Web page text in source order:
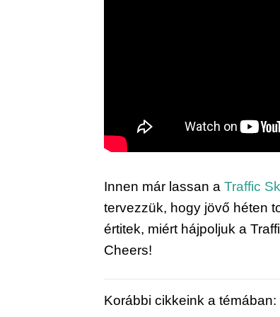
Innen már lassan a Traffic
tervezzük, hogy jövő héten
értitek, miért hájpoljuk a
Cheers!
Korábbi cikkeink a témában: